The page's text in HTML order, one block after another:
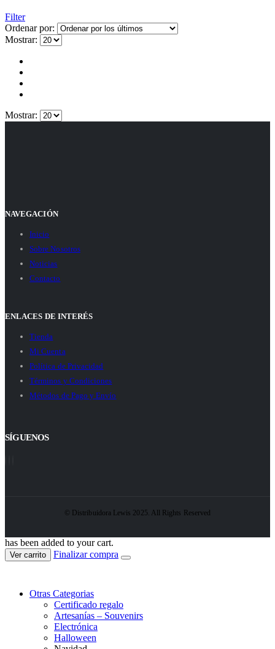
Filter
Ordenar por:
Mostrar:
Mostrar:
NAVEGACIÓN
Inicio
Sobre Nosotros
Noticias
Contacto
ENLACES DE INTERÉS
Tienda
Mi Cuenta
Política de Privacidad
Términos y Condiciones
Métodos de Pago y Envío
SÍGUENOS
© Distribuidora Lewis 2025. All Rights Reserved
has been added to your cart.
Ver carrito Finalizar compra
Otras Categorias
Certificado regalo
Artesanías – Souvenirs
Electrónica
Halloween